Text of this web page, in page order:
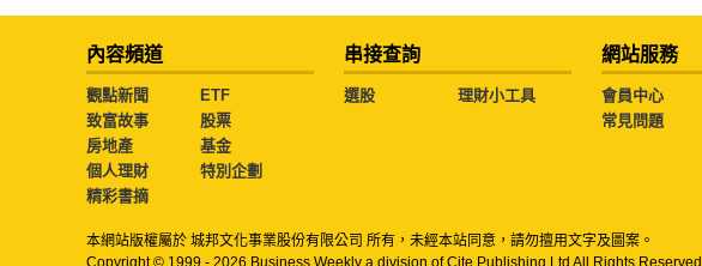
內容頻道
觀點新聞
ETF
致富故事
股票
房地產
基金
個人理財
特別企劃
精彩書摘
串接查詢
選股 理財小工具
網站服務
會員中心
常見問題
本網站版權屬於 城邦文化事業股份有限公司 所有，未經本站同意，請勿擅用文字及圖案。
Copyright © 1999 - 2026 Business Weekly a division of Cite Publishing Ltd All Rights Reserved.